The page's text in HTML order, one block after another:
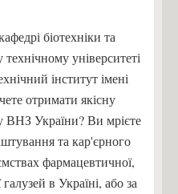
біотехніки та
університеті
інститут імені
отримати якісну
ВНЗ України? Ви мрієте
та кар'єрного
фармацевтичної,
в Україні, або за